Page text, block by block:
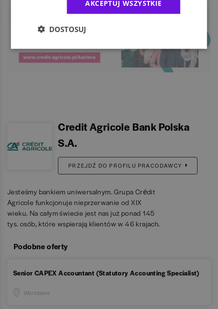
Credit Agricole Bank Polska
S.A.
PRZEJDŹ DO PROFILU PRACODAWCY
Jesteśmy bankiem uniwersalnym. Grupa Crédit
Agricole funkcjonuje nieprzerwanie od XIX
wieku. Na całym świecie jest nas już ponad 145
tys. osób, które wspierają klientów w 46 krajach.
Podobne oferty
Senior CAPEX Accountant (Statutory Accounting Specialist)
Warszawa
AKCEPTUJ WSZYSTKIE
DOSTOSUJ